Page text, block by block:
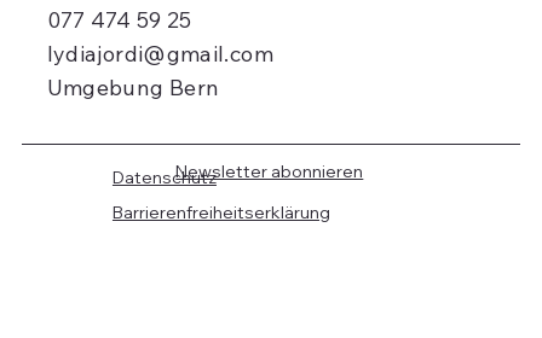
077 474 59 25
lydiajordi@gmail.com
Umgebung Bern
Datenschutz
Barrierenfreiheitserklärung
Newsletter abonnieren